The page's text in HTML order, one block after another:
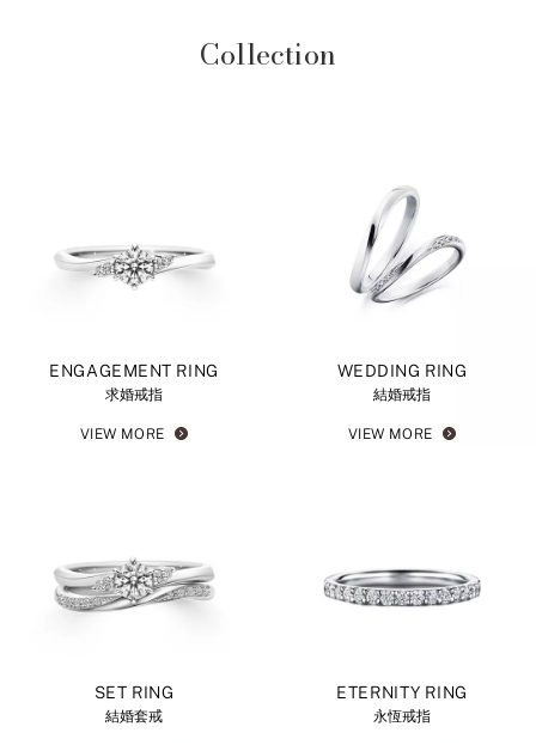
Collection
ENGAGEMENT RING
求婚戒指
VIEW MORE
WEDDING RING
結婚戒指
VIEW MORE
SET RING
結婚套戒
ETERNITY RING
永恆戒指